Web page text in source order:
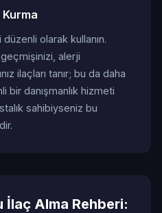
Kurma
olarak kullanın.
geçmişinizi, alerji
ilaçları tanır; bu da daha
bir danışmanlık hizmeti
sahibiyseniz bu
İlaç Alma Rehberi: